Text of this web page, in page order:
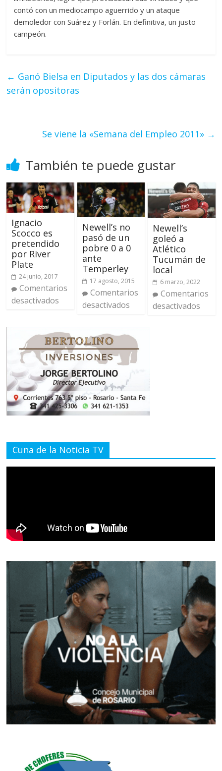
contó con un mediocampo aguerrido y un ataque
demoledor con Suárez y Forlán. En definitiva, un justo
campeón.
← Ganó Bielsa en Diputados y las dos cámaras
serán opositoras
Se viene la «Semana del Empleo 2011» →
También te puede gustar
Ignacio
Scocco es
pretendido
por River
Plate
24 junio, 2017
Comentarios
desactivados
Newell’s no
pasó de un
pobre 0 a 0
ante
Temperley
17 agosto, 2015
Comentarios
desactivados
Newell’s
goleó a
Atlético
Tucumán de
local
6 marzo, 2022
Comentarios
desactivados
Cuna de la Noticia TV